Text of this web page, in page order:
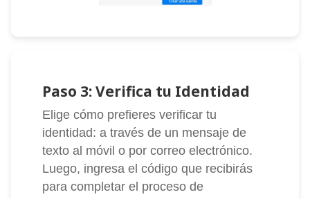
Paso 3: Verifica tu Identidad
Elige cómo prefieres verificar tu
identidad: a través de un mensaje de
texto al móvil o por correo electrónico.
Luego, ingresa el código que recibirás
para completar el proceso de